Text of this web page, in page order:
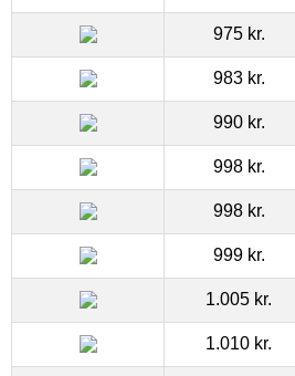
975 kr.
983 kr.
990 kr.
998 kr.
998 kr.
999 kr.
1.005 kr.
1.010 kr.